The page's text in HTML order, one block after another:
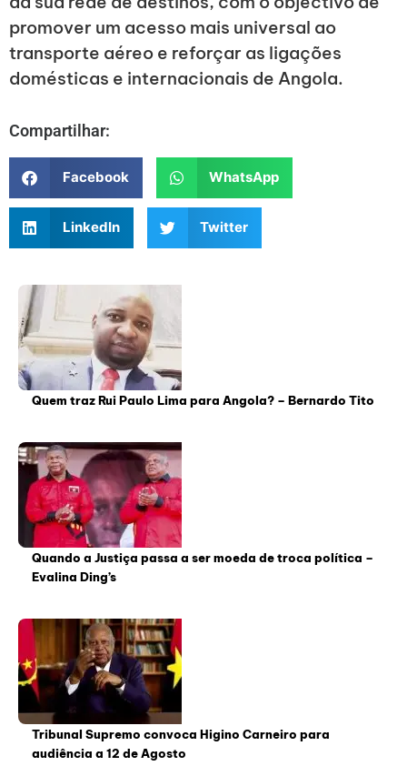
promover um acesso mais universal ao
transporte aéreo e reforçar as ligações
domésticas e internacionais de Angola.
Compartilhar:
Facebook WhatsApp
LinkedIn Twitter
Quem traz Rui Paulo Lima para Angola? – Bernardo Tito
Quando a Justiça passa a ser moeda de troca política –
Evalina Ding’s
Tribunal Supremo convoca Higino Carneiro para
audiência a 12 de Agosto